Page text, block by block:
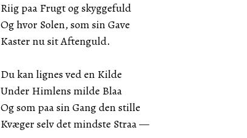
Riig paa Frugt og skyggefuld
Og hvor Solen, som sin Gave
Kaster nu sit Aftenguld.
Du kan lignes ved en Kilde
Under Himlens milde Blaa
Og som paa sin Gang den stille
Kvæger selv det mindste Straa —